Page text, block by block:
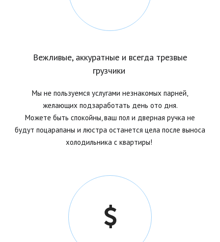
Вежливые, аккуратные и всегда трезвые
грузчики
Мы не пользуемся услугами незнакомых парней,
желающих подзаработать день ото дня.
Можете быть спокойны, ваш пол и дверная ручка не
будут поцарапаны и люстра останется цела после выноса
холодильника с квартиры!